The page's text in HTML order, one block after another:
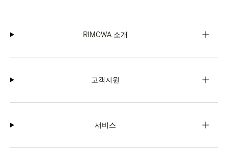
RIMOWA 소개
고객지원
서비스